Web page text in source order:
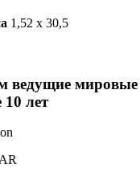
1,52 x 30,5
ведущие
лет